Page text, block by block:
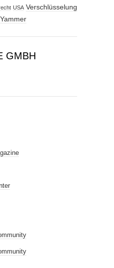
USA Verschlüsselung
Yammer
GMBH